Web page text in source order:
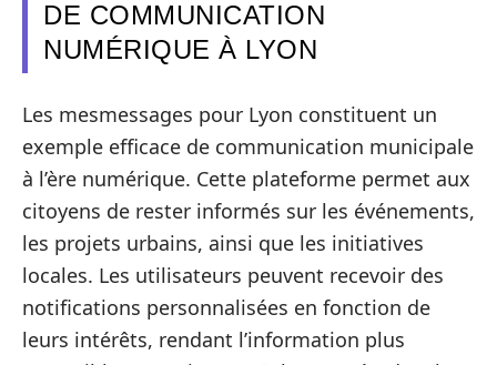
DE COMMUNICATION
NUMÉRIQUE À LYON
Les mesmessages pour Lyon constituent un
exemple efficace de communication municipale
à l’ère numérique. Cette plateforme permet aux
citoyens de rester informés sur les événements,
les projets urbains, ainsi que les initiatives
locales. Les utilisateurs peuvent recevoir des
notifications personnalisées en fonction de
leurs intérêts, rendant l’information plus